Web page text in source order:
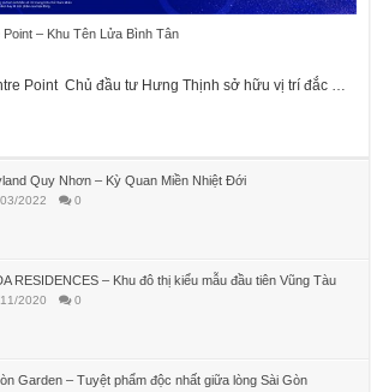
– Khu Tên Lửa Bình Tân
Point Chủ đầu tư Hưng Thịnh sở hữu vị trí đắc …
Quy Nhơn – Kỳ Quan Miền Nhiệt Đới
2022 0
RESIDENCES – Khu đô thị kiểu mẫu đầu tiên Vũng Tàu
2020 0
Garden – Tuyệt phẩm độc nhất giữa lòng Sài Gòn